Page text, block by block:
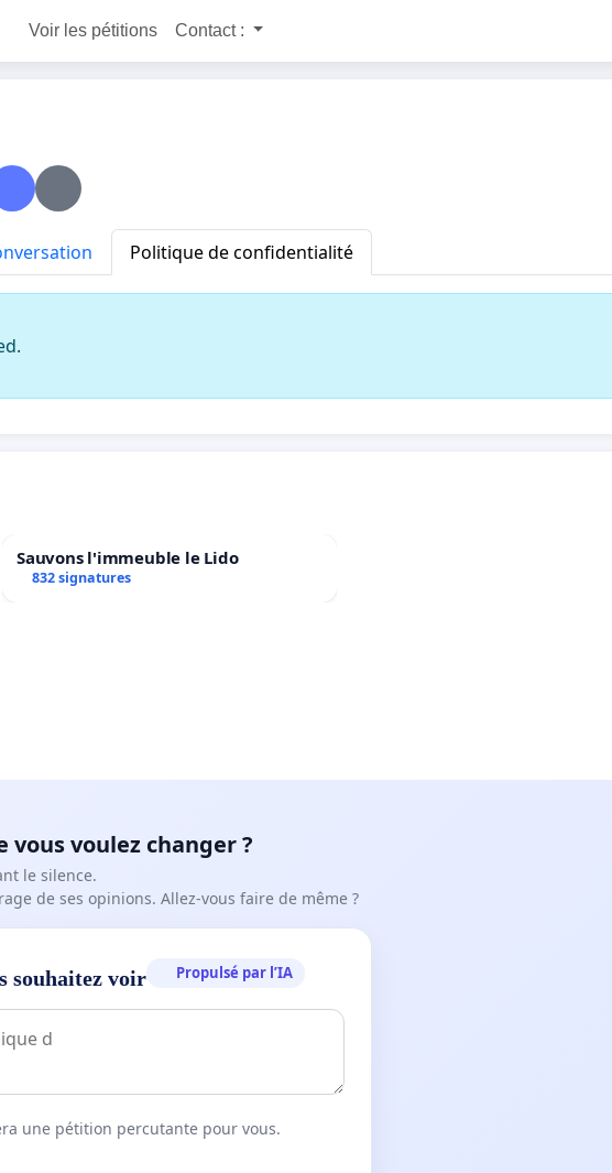
Voir les pétitions Contact :
Politique de confidentialité
Sauvons l'immeuble le Lido
832 signatures
vous voulez changer ?
le silence.
de ses opinions. Allez-vous faire de même ?
souhaitez voir Propulsé par l’IA
une pétition percutante pour vous.